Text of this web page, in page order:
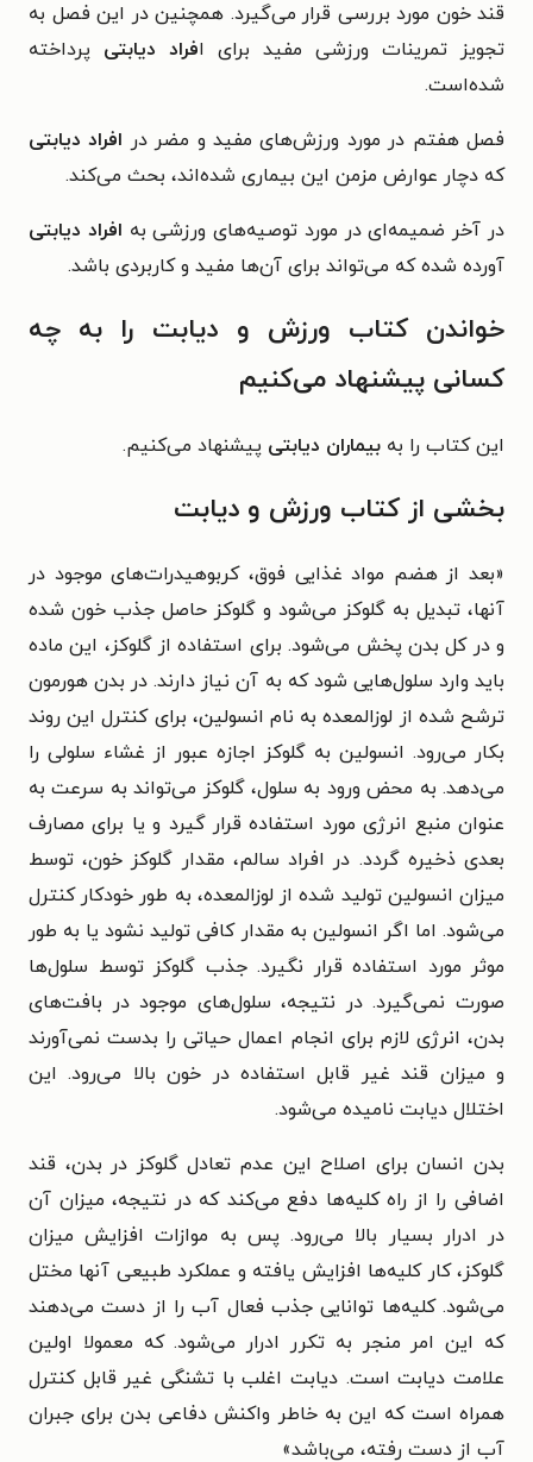
قند خون مورد بررسی قرار می‌گیرد. همچنین در این فصل به
تجویز تمرینات ورزشی مفید برای افراد دیابتی پرداخته
شده‌است.
فصل هفتم در مورد ورزش‌های مفید و مضر در افراد دیابتی
که دچار عوارض مزمن این بیماری شده‌اند، بحث می‌کند.
در آخر ضمیمه‌ای در مورد توصیه‌های ورزشی به افراد دیابتی
آورده شده که می‌تواند برای آن‌ها مفید و کاربردی باشد.
خواندن کتاب ورزش و دیابت را به چه
کسانی پیشنهاد می‌کنیم
این کتاب را به بیماران دیابتی پیشنهاد می‌کنیم.
بخشی از کتاب ورزش و دیابت
«بعد از هضم مواد غذایی فوق، کربوهیدرات‌های موجود در
آنها، تبدیل به گلوکز می‌شود و گلوکز حاصل جذب خون شده
و در کل بدن پخش می‌شود. برای استفاده از گلوکز، این ماده
باید وارد سلول‌هایی شود که به آن نیاز دارند. در بدن هورمون
ترشح شده از لوزالمعده به نام انسولین، برای کنترل این روند
بکار می‌رود. انسولین به گلوکز اجازه عبور از غشاء سلولی را
می‌دهد. به محض ورود به سلول، گلوکز می‌تواند به سرعت به
عنوان منبع انرژی مورد استفاده قرار گیرد و یا برای مصارف
بعدی ذخیره گردد. در افراد سالم، مقدار گلوکز خون، توسط
میزان انسولین تولید شده از لوزالمعده، به طور خودکار کنترل
می‌شود. اما اگر انسولین به مقدار کافی تولید نشود یا به طور
موثر مورد استفاده قرار نگیرد. جذب گلوکز توسط سلول‌ها
صورت نمی‌گیرد. در نتیجه، سلول‌های موجود در بافت‌های
بدن، انرژی لازم برای انجام اعمال حیاتی را بدست نمی‌آورند
و میزان قند غیر قابل استفاده در خون بالا می‌رود. این
اختلال دیابت نامیده می‌شود.
بدن انسان برای اصلاح این عدم تعادل گلوکز در بدن، قند
اضافی را از راه کلیه‌ها دفع می‌کند که در نتیجه، میزان آن
در ادرار بسیار بالا می‌رود. پس به موازات افزایش میزان
گلوکز، کار کلیه‌ها افزایش یافته و عملکرد طبیعی آنها مختل
می‌شود. کلیه‌ها توانایی جذب فعال آب را از دست می‌دهند
که این امر منجر به تکرر ادرار می‌شود. که معمولا اولین
علامت دیابت است. دیابت اغلب با تشنگی غیر قابل کنترل
همراه است که این به خاطر واکنش دفاعی بدن برای جبران
آب از دست رفته، می‌باشد»